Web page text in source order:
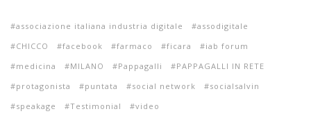
associazione italiana industria digitale
assodigitale
CHICCO
facebook farmaco ficara
iab forum
medicina
MILANO Pappagalli
PAPPAGALLI IN RETE
protagonista
puntata social network
socialsalvin
speakage
Testimonial video